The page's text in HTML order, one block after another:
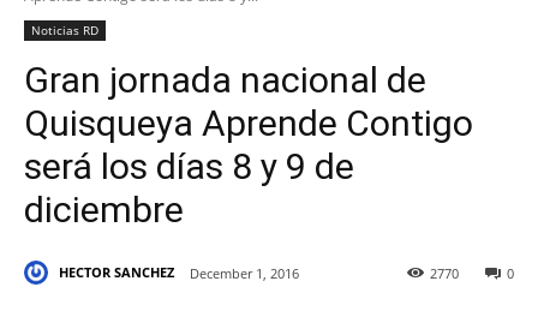
Noticias RD
Gran jornada nacional de
Quisqueya Aprende Contigo
será los días 8 y 9 de
diciembre
HECTOR SANCHEZ December 1, 2016 0
2770